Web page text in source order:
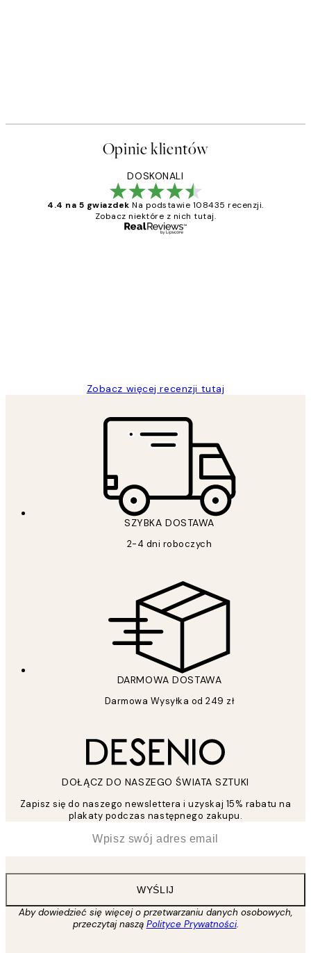
Opinie klientów
DOSKONALI
4.4 na 5 gwiazdek Na podstawie 108435 recenzji.
Zobacz niektóre z nich tutaj.
Zobacz więcej recenzji tutaj
SZYBKA DOSTAWA
2-4 dni roboczych
DARMOWA DOSTAWA
Darmowa Wysyłka od 249 zł
DOŁĄCZ DO NASZEGO ŚWIATA SZTUKI
Zapisz się do naszego newslettera i uzyskaj 15% rabatu na
plakaty podczas następnego zakupu.
WYŚLIJ
Aby dowiedzieć się więcej o przetwarzaniu danych osobowych,
przeczytaj naszą Polityce Prywatności.